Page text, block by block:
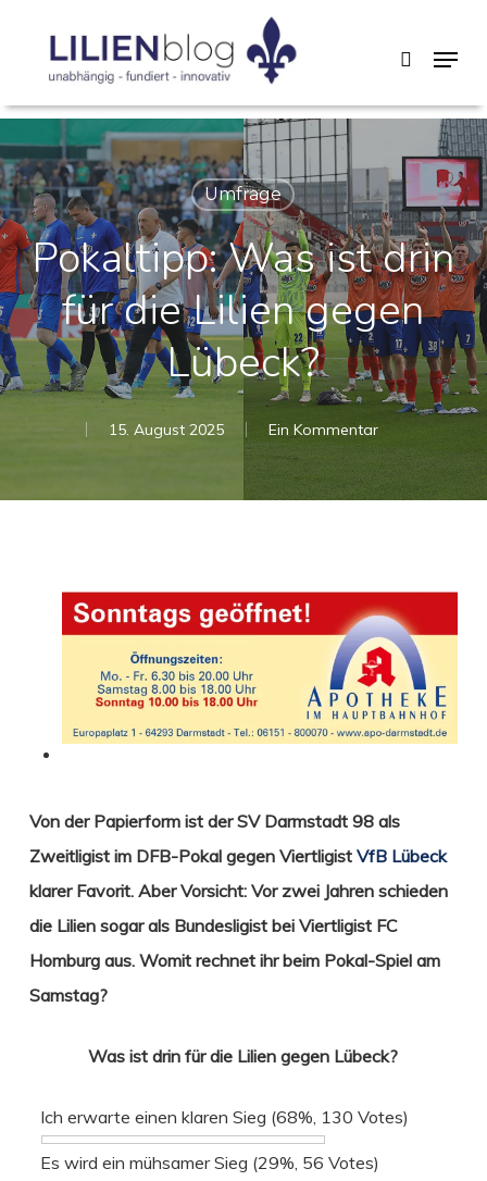
content
search
Menu
Umfrage
Pokaltipp: Was ist drin
für die Lilien gegen
Lübeck?
15. August 2025 Ein Kommentar
Von der Papierform ist der SV Darmstadt 98 als
Zweitligist im DFB-Pokal gegen Viertligist VfB Lübeck
klarer Favorit. Aber Vorsicht: Vor zwei Jahren schieden
die Lilien sogar als Bundesligist bei Viertligist FC
Homburg aus. Womit rechnet ihr beim Pokal-Spiel am
Samstag?
Was ist drin für die Lilien gegen Lübeck?
Ich erwarte einen klaren Sieg (68%, 130 Votes)
Es wird ein mühsamer Sieg (29%, 56 Votes)